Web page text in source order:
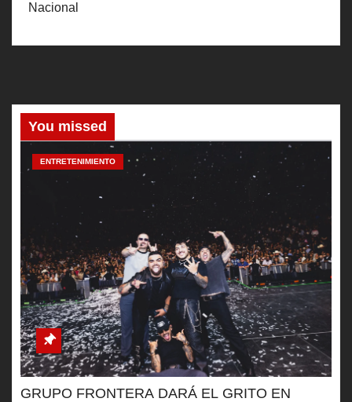
Nacional
You missed
ENTRETENIMIENTO
GRUPO FRONTERA DARÁ EL GRITO EN